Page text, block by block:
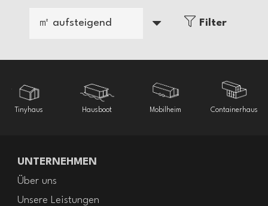
Filter
Flachdach Bungalow
Tinyhaus Hausboot Mobilheim Containerhaus
UNTERNEHMEN
Über uns
Unsere Leistungen